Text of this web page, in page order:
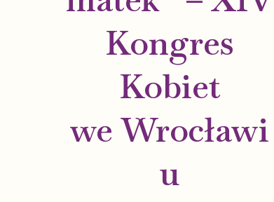
Kongres
Kobiet
we Wrocławi
u